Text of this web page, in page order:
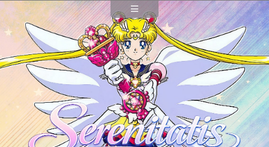
Wissenswertes
Extras
Galerie